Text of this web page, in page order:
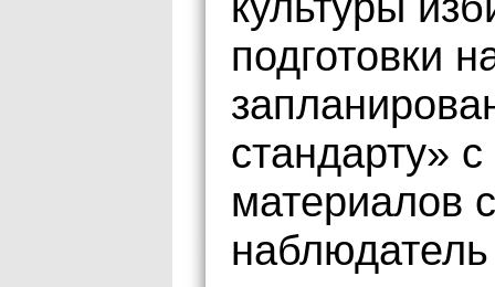
подготовки
стандарту»
материалов